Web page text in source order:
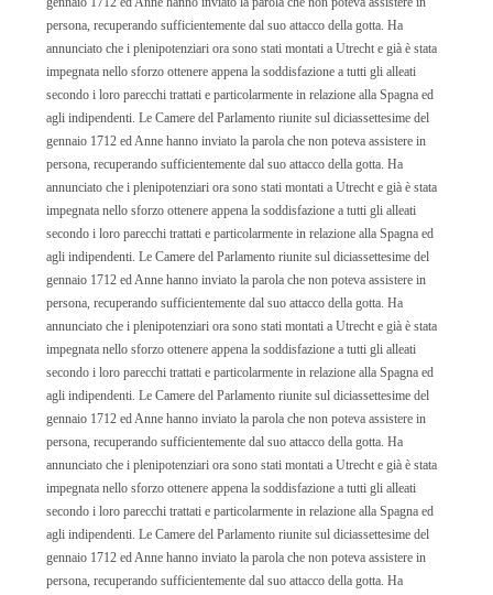
UNA
CITAZIONE
MAPPA
DEL
SITO
INFORMATIVA
SULLA
PRIVACY
persona, recuperando sufficientemente dal suo attacco della gotta. Ha
annunciato che i plenipotenziari ora sono stati montati a Utrecht e già è stata
impegnata nello sforzo ottenere appena la soddisfazione a tutti gli alleati
secondo i loro parecchi trattati e particolarmente in relazione alla Spagna ed
agli indipendenti. Le Camere del Parlamento riunite sul diciassettesime del
gennaio 1712 ed Anne hanno inviato la parola che non poteva assistere in
persona, recuperando sufficientemente dal suo attacco della gotta. Ha
annunciato che i plenipotenziari ora sono stati montati a Utrecht e già è stata
impegnata nello sforzo ottenere appena la soddisfazione a tutti gli alleati
secondo i loro parecchi trattati e particolarmente in relazione alla Spagna ed
agli indipendenti. Le Camere del Parlamento riunite sul diciassettesime del
gennaio 1712 ed Anne hanno inviato la parola che non poteva assistere in
persona, recuperando sufficientemente dal suo attacco della gotta. Ha
annunciato che i plenipotenziari ora sono stati montati a Utrecht e già è stata
impegnata nello sforzo ottenere appena la soddisfazione a tutti gli alleati
secondo i loro parecchi trattati e particolarmente in relazione alla Spagna ed
agli indipendenti. Le Camere del Parlamento riunite sul diciassettesime del
gennaio 1712 ed Anne hanno inviato la parola che non poteva assistere in
persona, recuperando sufficientemente dal suo attacco della gotta. Ha
annunciato che i plenipotenziari ora sono stati montati a Utrecht e già è stata
impegnata nello sforzo ottenere appena la soddisfazione a tutti gli alleati
secondo i loro parecchi trattati e particolarmente in relazione alla Spagna ed
agli indipendenti. Le Camere del Parlamento riunite sul diciassettesime del
gennaio 1712 ed Anne hanno inviato la parola che non poteva assistere in
persona, recuperando sufficientemente dal suo attacco della gotta. Ha